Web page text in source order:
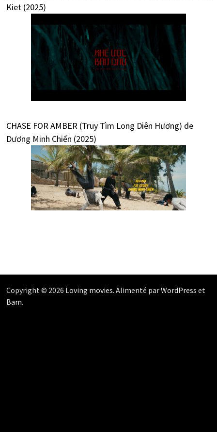
Kiet (2025)
CHASE FOR AMBER (Truy Tìm Long Diên Hương) de
Dương Minh Chiến (2025)
Copyright © 2026 Loving movies. Alimenté parWordPress et
Bam.